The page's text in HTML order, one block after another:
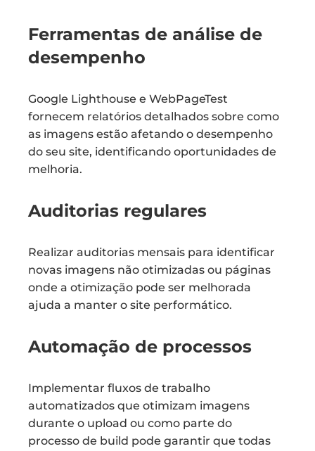
Ferramentas de análise de
desempenho
Google Lighthouse e WebPageTest
fornecem relatórios detalhados sobre como
as imagens estão afetando o desempenho
do seu site, identificando oportunidades de
melhoria.
Auditorias regulares
Realizar auditorias mensais para identificar
novas imagens não otimizadas ou páginas
onde a otimização pode ser melhorada
ajuda a manter o site performático.
Automação de processos
Implementar fluxos de trabalho
automatizados que otimizam imagens
durante o upload ou como parte do
processo de build pode garantir que todas